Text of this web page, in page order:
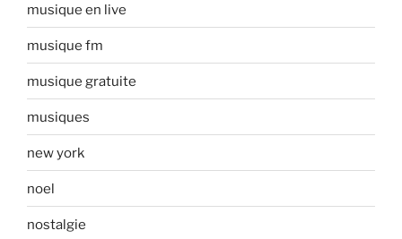
musique en live
musique fm
musique gratuite
musiques
new york
noel
nostalgie